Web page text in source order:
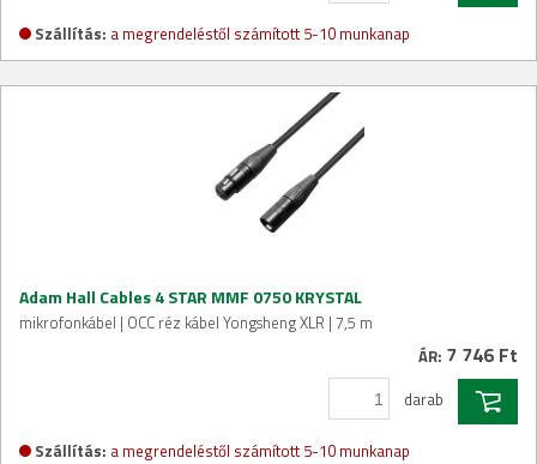
Szállítás: a megrendeléstől számított 5-10 munkanap
Adam Hall Cables 4 STAR MMF 0750 KRYSTAL
mikrofonkábel | OCC réz kábel Yongsheng XLR | 7,5 m
ÁR: 7 746 Ft
darab
Szállítás: a megrendeléstől számított 5-10 munkanap